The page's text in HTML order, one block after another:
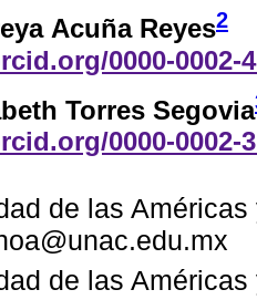
Acuña Reyes2
0000-0002-
Torres Segovia
0000-0002-
de las
de las